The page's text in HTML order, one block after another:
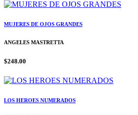
MUJERES DE OJOS GRANDES
ANGELES MASTRETTA
$248.00
LOS HEROES NUMERADOS